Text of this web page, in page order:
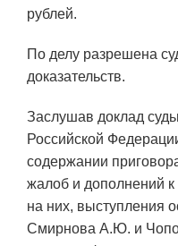
рублей.
По делу разрешена
доказательств.
Заслушав доклад
Российской
содержании
жалоб и дополнений
на них, выступления
Смирнова А.Ю. и